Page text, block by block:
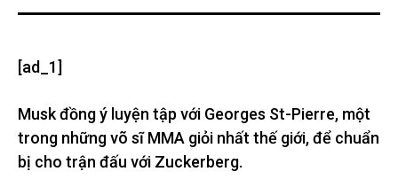
[ad_1]
Musk đồng ý luyện tập với Georges St-Pierre, một
trong những võ sĩ MMA giỏi nhất thế giới, để chuẩn
bị cho trận đấu với Zuckerberg.